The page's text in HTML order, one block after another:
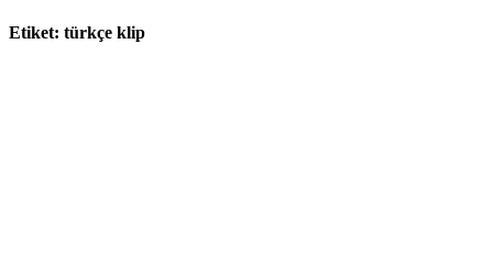
Etiket: türkçe klip